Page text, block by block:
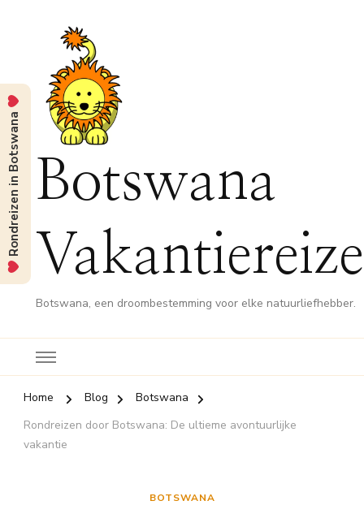
Botswana
Botswana, een droombestemming voor elke natuurliefhebber.
Home Blog
Botswana
Rondreizen door Botswana: De ultieme avontuurlijke
vakantie
BOTSWANA
Rondreizen in Botswana